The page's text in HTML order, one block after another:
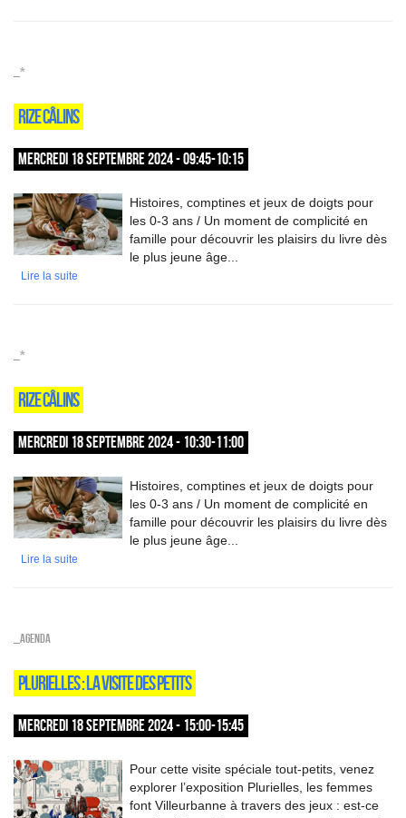
_*
RIZE CÂLINS
MERCREDI 18 SEPTEMBRE 2024 - 09:45-10:15
Histoires, comptines et jeux de doigts pour
les 0-3 ans / Un moment de complicité en
famille pour découvrir les plaisirs du livre dès
le plus jeune âge...
Lire la suite
_*
RIZE CÂLINS
MERCREDI 18 SEPTEMBRE 2024 - 10:30-11:00
Histoires, comptines et jeux de doigts pour
les 0-3 ans / Un moment de complicité en
famille pour découvrir les plaisirs du livre dès
le plus jeune âge...
Lire la suite
_Agenda
PLURIELLES : LA VISITE DES PETITS
MERCREDI 18 SEPTEMBRE 2024 - 15:00-15:45
Pour cette visite spéciale tout-petits, venez
explorer l’exposition Plurielles, les femmes
font Villeurbanne à travers des jeux : est-ce